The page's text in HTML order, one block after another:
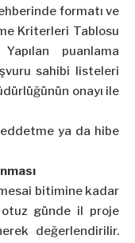
formatı ve
Kriterleri Tablosu
puanlama
sahibi listeleri
onayı ile
ya da hibe
bitimine kadar
günde il proje
değerlendirilir.